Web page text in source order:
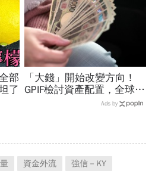
部
了
「大錢」開始改變方向！
GPIF檢討資產配置，全球資
金流向恐迎重大變局
Ads by
資金外流
強信－KY